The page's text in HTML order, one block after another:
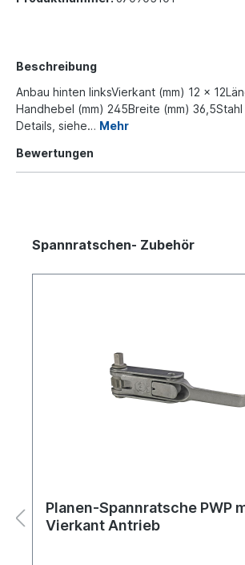
Beschreibung
Anbau hinten linksVierkant (mm) 12 x
Handhebel (mm) 245Breite (mm)
Details, siehe… Mehr
Bewertungen
Spannratschen- Zubehör
Planen-Spannratsche PWP
Vierkant Antrieb